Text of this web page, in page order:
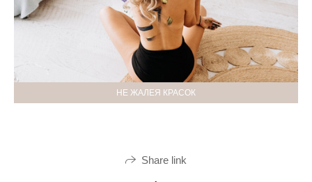
НЕ ЖАЛЕЯ КРАСОК
Share link